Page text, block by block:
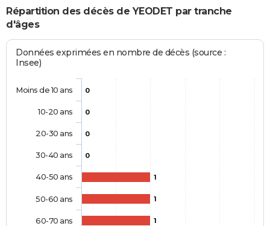
Répartition des décès de YEODET par tranche
d'âges
Données exprimées en nombre de décès (source :
Insee)
0
0
0
0
1
1
1
Moins de 10 ans
10-20 ans
20-30 ans
30-40 ans
40-50 ans
50-60 ans
60-70 ans